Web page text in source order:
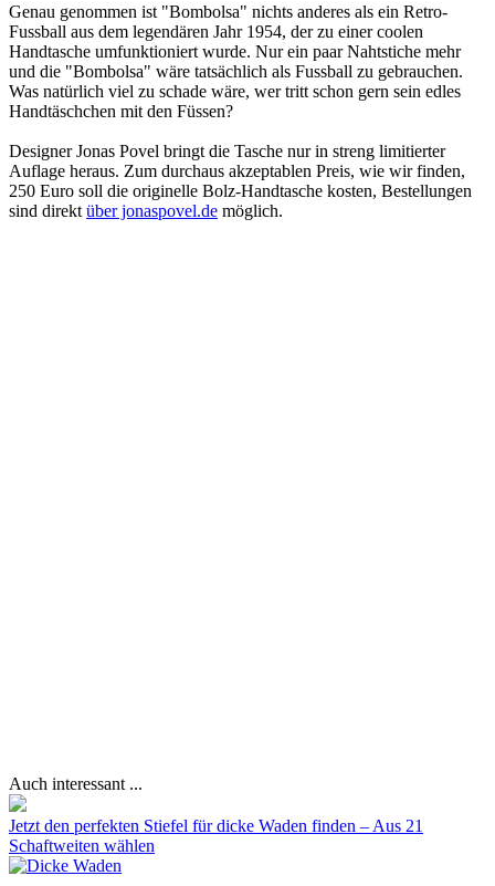
Genau genommen ist "Bombolsa" nichts anderes als ein Retro-
Fussball aus dem legendären Jahr 1954, der zu einer coolen
Handtasche umfunktioniert wurde. Nur ein paar Nahtstiche mehr
und die "Bombolsa" wäre tatsächlich als Fussball zu gebrauchen.
Was natürlich viel zu schade wäre, wer tritt schon gern sein edles
Handtäschchen mit den Füssen?
Designer Jonas Povel bringt die Tasche nur in streng limitierter
Auflage heraus. Zum durchaus akzeptablen Preis, wie wir finden,
250 Euro soll die originelle Bolz-Handtasche kosten, Bestellungen
sind direkt über jonaspovel.de möglich.
Auch interessant ...
Jetzt den perfekten Stiefel für dicke Waden finden – Aus 21
Schaftweiten wählen